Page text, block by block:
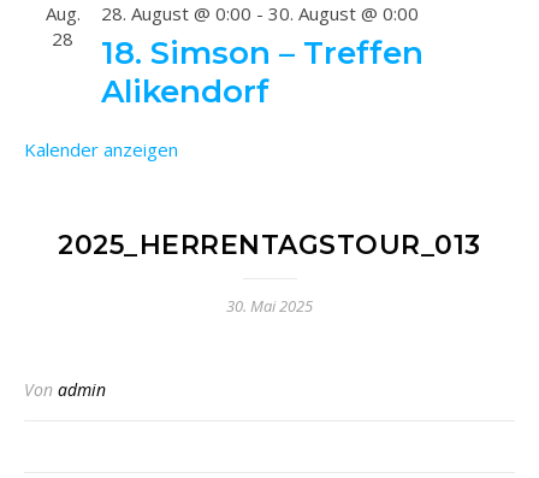
Aug.
28
28. August @ 0:00 - 30. August @ 0:00
18. Simson – Treffen
Alikendorf
Kalender anzeigen
2025_HERRENTAGSTOUR_013
30. Mai 2025
Von admin